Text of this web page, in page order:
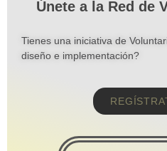
Únete a la Red de
Tienes una iniciativa de
diseño e implementación?